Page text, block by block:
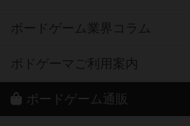
ボードゲーム業界コラム
ボドゲーマご利用案内
ボードゲーム通販